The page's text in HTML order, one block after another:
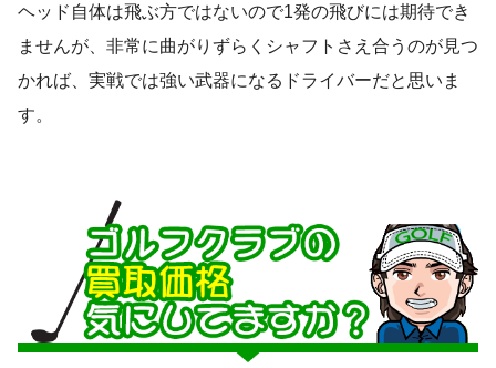
ヘッド自体は飛ぶ方ではないので1発の飛びには期待でき
ませんが、非常に曲がりずらくシャフトさえ合うのが見つ
かれば、実戦では強い武器になるドライバーだと思いま
す。